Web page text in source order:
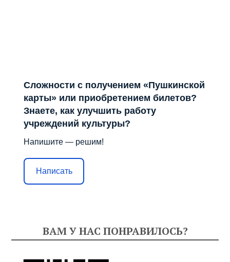
Сложности с получением «Пушкинской
карты» или приобретением билетов?
Знаете, как улучшить работу
учреждений культуры?
Напишите — решим!
Написать
ВАМ У НАС ПОНРАВИЛОСЬ?